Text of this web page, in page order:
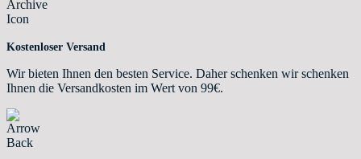
Kostenloser Versand
Wir bieten Ihnen den besten Service. Daher schenken wir schenken
Ihnen die Versandkosten im Wert von 99€.